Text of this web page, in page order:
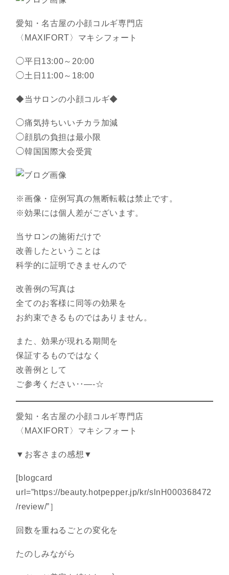
愛知・名古屋の小顔コルギ専門店
〈MAXIFORT〉マキシフォート
◯平日13:00～20:00
◯土日11:00～18:00
◆当サロンの小顔コルギ◆
◯痛気持ちいいチカラ加減
◯顔肌の負担は最小限
◯韓国国際大会受賞
※画像・症例写真の無断転載は禁止です。
※効果には個人差がございます。
当サロンの施術だけで
改善したということは
科学的に証明できませんので
改善例の写真は
全てのお客様に同等の効果を
お約束できるものではありません。
また、効果が現れる期間を
保証するものではなく
改善例として
ご参考ください‥―-☆
愛知・名古屋の小顔コルギ専門店
〈MAXIFORT〉マキシフォート
▼お客さまの感想▼
[blogcard
url=”https://beauty.hotpepper.jp/kr/slnH000368472
/review/”］
回数を重ねるごとの変化を
たのしみながら